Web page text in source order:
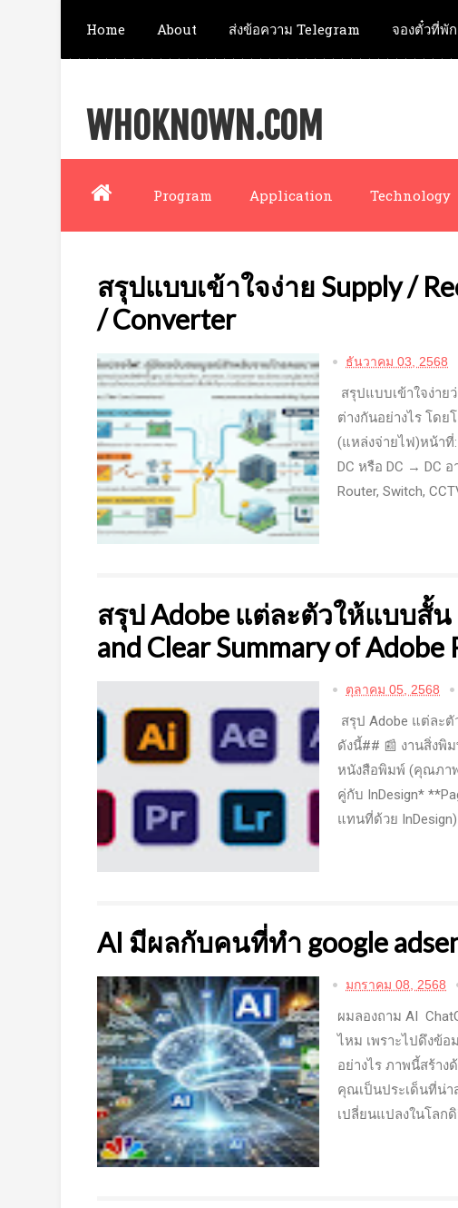
Home About ส่งข้อความ Telegram จองตั๋วที่พั
WHOKNOWN.COM
Program Application Technology
สรุปแบบเข้าใจง่าย Supply /
/ Converter
ธันวาคม 03, 2568
สรุปแบบเข้าใจง่าย
ต่างกันอย่างไร โดย
(แหล่งจ่ายไฟ)หน้าที่
DC หรือ DC → DC
Router, Switch,
สรุป Adobe แต่ละตัวให้แบบสั้น
and Clear Summary of Adobe
ตุลาคม 05, 2568
สรุป Adobe แต่ละ
ดังนี้## 📰 งานสิ่งพิ
หนังสือพิมพ์ (คุณภา
คู่กับ InDesign*
แทนที่ด้วย
AI มีผลกับคนที่ทำ google
มกราคม 08, 2568
ผมลองถาม AI
ไหม เพราะไปดึงข้อ
อย่างไร ภาพนี้สร้าง
คุณเป็นประเด็นที่น่า
เปลี่ยนแปลงในโลกดิ